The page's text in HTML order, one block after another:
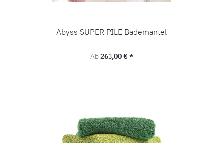
Abyss SUPER PILE Bademantel
Regulärer Preis:
Ab263,00 € *